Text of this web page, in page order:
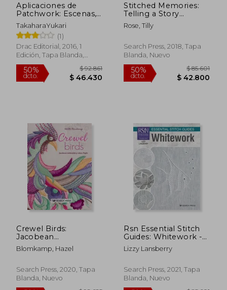
50%
dcto.
$ 108.579
$ 54.289
50%
dcto. $
Aplicaciones de
Patchwork: Escenas,
Historias y Personajes
TakaharaYukari
(1)
Drac Editorial, 2016, 1
Edición, Tapa Blanda,
Nuevo
Stitched Memories:
Telling a Story
Through Cloth and
Thread (en Inglés)
Rose, Tilly
Search Press, 2018, Tapa
Blanda, Nuevo
Crewel Birds:
Jacobean
Embroidery Takes
Flight (en Inglés)
Blomkamp, Hazel
Search Press, 2020, Tapa
Blanda, Nuevo
Rsn Essential Stitch
Guides: Whitework -
Large Format Edition
(en Inglés)
Lizzy Lansberry
Search Press, 2021, Tapa
Blanda, Nuevo